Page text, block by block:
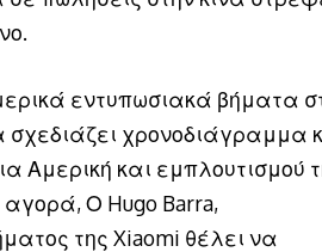
εντυπωσιακά βήματα
χρονοδιάγραμμα
Αμερική και εμπλουτισμού
Ο Hugo Barra,
της Xiaomi θέλει να